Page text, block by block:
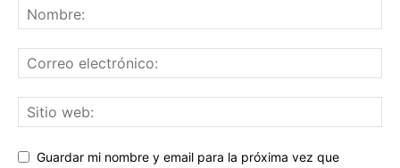
Guardar mi nombre y email para la próxima vez que